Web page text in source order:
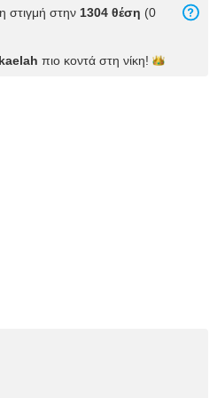
στιγμή στην 1304 θέση (0
kaelah πιο κοντά στη νίκη!